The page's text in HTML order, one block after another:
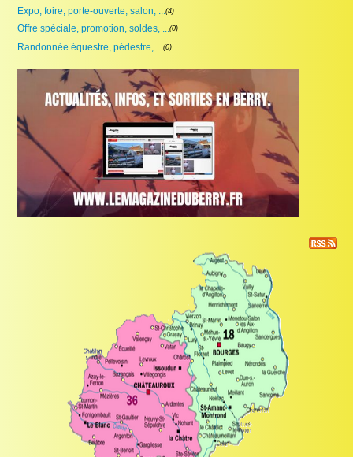
Expo, foire, porte-ouverte, salon, ...(4)
Offre spéciale, promotion, soldes, ...(0)
Randonnée équestre, pédestre, ...(0)